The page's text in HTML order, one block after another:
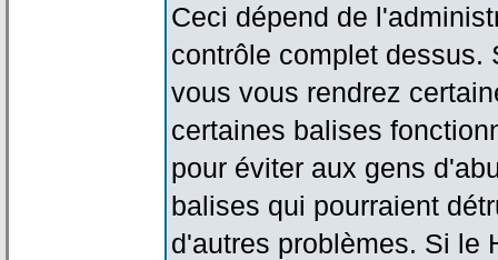
Ceci dépend de
contrôle complet dessus.
vous vous rendrez
certaines balises
pour éviter aux gens
balises qui pourraient
d'autres problèmes. Si le